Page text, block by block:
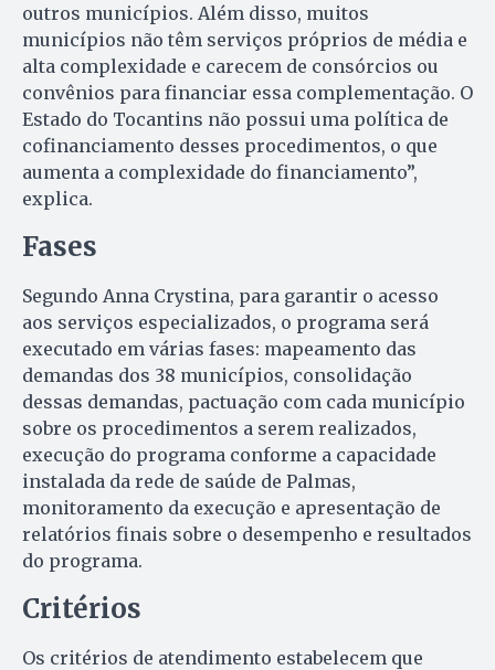
outros municípios. Além disso, muitos
municípios não têm serviços próprios de média e
alta complexidade e carecem de consórcios ou
convênios para financiar essa complementação. O
Estado do Tocantins não possui uma política de
cofinanciamento desses procedimentos, o que
aumenta a complexidade do financiamento”,
explica.
Fases
Segundo Anna Crystina, para garantir o acesso
aos serviços especializados, o programa será
executado em várias fases: mapeamento das
demandas dos 38 municípios, consolidação
dessas demandas, pactuação com cada município
sobre os procedimentos a serem realizados,
execução do programa conforme a capacidade
instalada da rede de saúde de Palmas,
monitoramento da execução e apresentação de
relatórios finais sobre o desempenho e resultados
do programa.
Critérios
Os critérios de atendimento estabelecem que